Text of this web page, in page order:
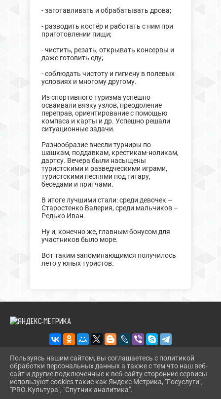
- заготавливать и обрабатывать дрова;
- разводить костёр и работать с ним при
приготовлении пищи;
- чистить, резать, открывать консервы и
даже готовить еду;
- соблюдать чистоту и гигиену в полевых
условиях и многому другому.
Из спортивного туризма успешно
осваивали вязку узлов, преодоление
переправ, ориентирование с помощью
компаса и карты и др. Успешно решали
ситуационные задачи.
Разнообразие внесли турниры по
шашкам, поддавкам, крестикам-ноликам,
дартсу. Вечера были насыщены
туристскими и разведческими играми,
туристскими песнями под гитару,
беседами и притчами.
В итоге лучшими стали: среди девочек –
Старостенко Валерия, среди мальчиков –
Редько Иван.
Ну и, конечно же, главным бонусом для
участников было море.
Вот таким запоминающимся получилось
лето у юных туристов.
2026 Г. CT.UODINSKOI.RU
ВХОД
КАРТА САЙТА
Пользуясь нашим сайтом, вы соглашаетесь с политикой
обработки персональных данных а также с тем что наш веб-
сайт и другие подключенные к веб-сайту сторонние сервисы
используют cookies такие как Яндекс Метрика, "Госуслуги",
"PRO.Культура", "Спутник аналитика".